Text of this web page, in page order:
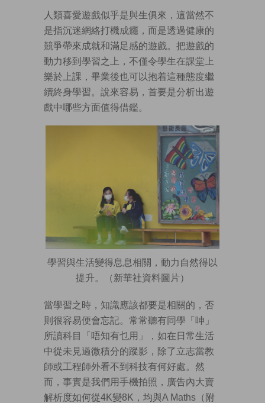
人類喜愛遊戲似乎是與生俱來，這當然不
是指沉迷網絡打機成癮，而是透過健康的
競爭帶來成就和滿足感的遊戲。把遊戲的
動力移到學習之上，不僅令學生在課堂上
樂於上課，畢業後也可以抱着這種態度繼
續終身學習。說來容易，首要是分析出遊
戲中哪些方面值得借鑑。
學習與生活變得息息相關，動力自然得以
提升。（新華社資料圖片）
當學習之時，知識應該都要是相關的，否
則很容易便會忘記。常常聽有同學「呻」
所讀科目「唔知有乜用」，如在日常生活
中從未見過微積分的蹤影，除了立志當教
師或工程師外看不到科技有何好處。然
而，事實是我們用手機拍照，廣告內大賣
解析度如何從4K變8K，均與A Maths（附